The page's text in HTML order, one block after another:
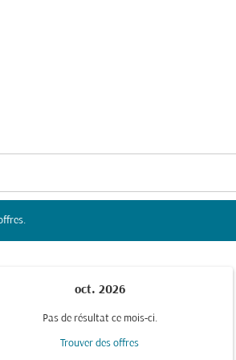
ci-dessous afin de trouver des
oct. 2026
Pas de résultat ce mois-ci.
Trouver des offres